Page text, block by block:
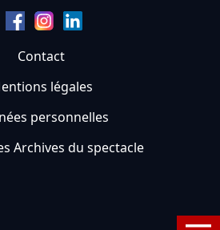
Contact
légales
personnelles
Archives du spectacle